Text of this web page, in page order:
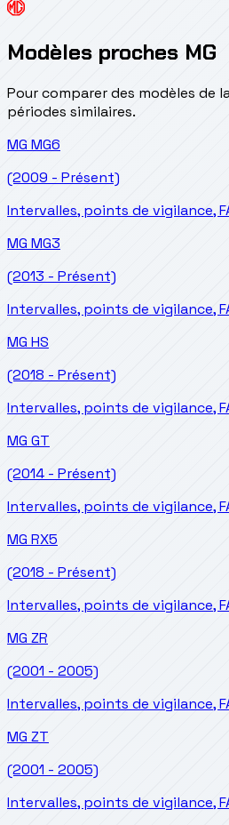
Modèles proches MG
Pour comparer des modèles de
périodes similaires.
MG MG6
(2009 - Présent)
Intervalles, points de vigilance,
MG MG3
(2013 - Présent)
Intervalles, points de vigilance,
MG HS
(2018 - Présent)
Intervalles, points de vigilance,
MG GT
(2014 - Présent)
Intervalles, points de vigilance,
MG RX5
(2018 - Présent)
Intervalles, points de vigilance,
MG ZR
(2001 - 2005)
Intervalles, points de vigilance,
MG ZT
(2001 - 2005)
Intervalles, points de vigilance,